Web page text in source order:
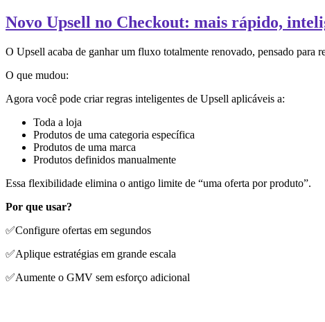
Novo Upsell no Checkout: mais rápido,
O Upsell acaba de ganhar um fluxo totalmente renovado, pensado para
O que mudou:
Agora você pode criar regras inteligentes de Upsell aplicáveis a:
Toda a loja
Produtos de uma categoria específica
Produtos de uma marca
Produtos definidos manualmente
Essa flexibilidade elimina o antigo limite de “uma oferta por produto”.
Por que usar?
✅Configure ofertas em segundos
✅Aplique estratégias em grande escala
✅Aumente o GMV sem esforço adicional